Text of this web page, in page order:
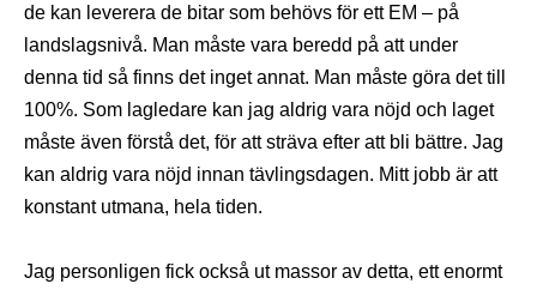
de kan leverera de bitar som behövs för ett EM ­­– på
landslagsnivå. Man måste vara beredd på att under
denna tid så finns det inget annat. Man måste göra det till
100%. Som lagledare kan jag aldrig vara nöjd och laget
måste även förstå det, för att sträva efter att bli bättre. Jag
kan aldrig vara nöjd innan tävlingsdagen. Mitt jobb är att
konstant utmana, hela tiden.
Jag personligen fick också ut massor av detta, ett enormt